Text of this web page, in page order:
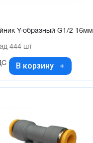
Y-образный G1/2 16мм
444 шт
В корзину